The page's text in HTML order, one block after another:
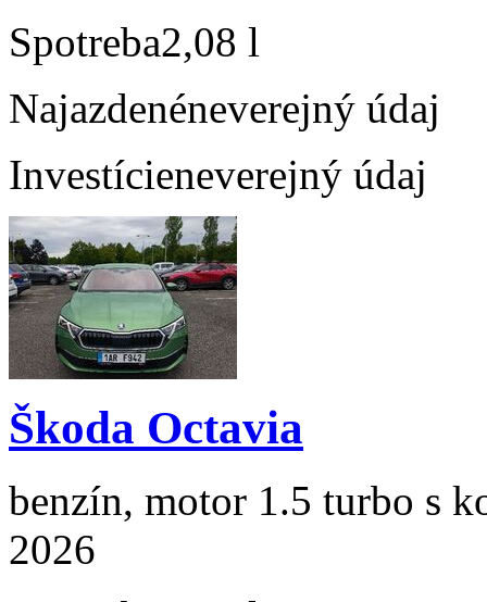
Spotreba2,08 l
Najazdenéneverejný údaj
Investícieneverejný údaj
Škoda Octavia
benzín, motor 1.5 turbo s
2026